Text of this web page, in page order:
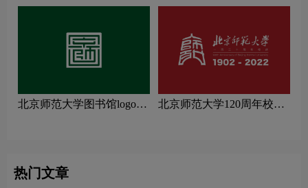
北京师范大学图书馆logo图
北京师范大学120周年校庆
热门文章